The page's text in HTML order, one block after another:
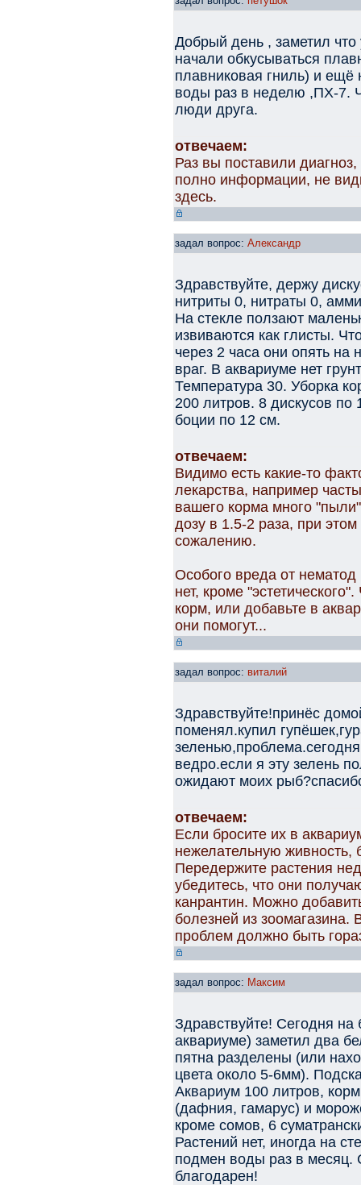
Добрый день , заметил
начали обкусываться
плавниковая гниль) и
воды раз в неделю ,ПХ-7.
люди друга.
отвечаем:
Раз вы поставили
полно информации, не
здесь.
задал вопрос: Александр
Здравствуйте, держу
нитриты 0, нитраты 0,
На стекле ползают
извиваются как глисты.
через 2 часа они опять
враг. В аквариуме нет
Температура 30. Уборка
200 литров. 8 дискусов
боции по 12 см.
отвечаем:
Видимо есть какие-то
лекарства, например
вашего корма много
дозу в 1.5-2 раза, при
сожалению.
Особого вреда от
нет, кроме
корм, или добавьте в
они помогут...
задал вопрос: виталий
Здравствуйте!принёс
поменял.купил
ведро.если я эту зелень
ожидают моих
отвечаем:
Если бросите их в
нежелательную живность,
Передержите растения
убедитесь, что они
канрантин. Можно
болезней из зоомагазина.
проблем должно быть
задал вопрос: Максим
Здравствуйте! Сегодня на
аквариуме) заметил два
пятна разделены (или
цвета около 5-6мм).
Аквариум 100 литров,
(дафния, гамарус) и
кроме сомов, 6
Растений нет, иногда на
подмен воды раз в месяц.
благодарен!